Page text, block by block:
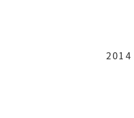
2014